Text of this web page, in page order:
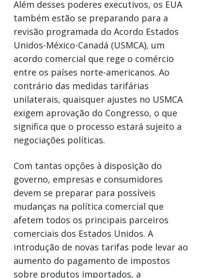
Além desses poderes executivos, os EUA
também estão se preparando para a
revisão programada do Acordo Estados
Unidos-México-Canadá (USMCA), um
acordo comercial que rege o comércio
entre os países norte-americanos. Ao
contrário das medidas tarifárias
unilaterais, quaisquer ajustes no USMCA
exigem aprovação do Congresso, o que
significa que o processo estará sujeito a
negociações políticas.
Com tantas opções à disposição do
governo, empresas e consumidores
devem se preparar para possíveis
mudanças na política comercial que
afetem todos os principais parceiros
comerciais dos Estados Unidos. A
introdução de novas tarifas pode levar ao
aumento do pagamento de impostos
sobre produtos importados, a